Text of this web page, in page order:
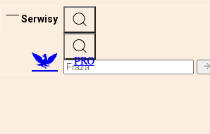
Serwisy
PRO